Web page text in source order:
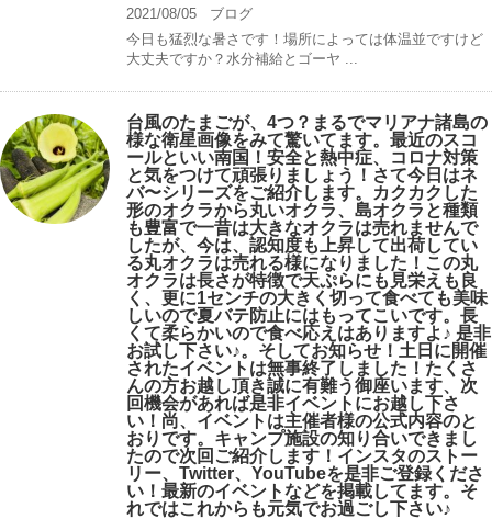
2021/08/05
ブログ
今日も猛烈な暑さです！場所によっては体温並ですけど
大丈夫ですか？水分補給とゴーヤ ...
台風のたまごが、4つ？まるでマリアナ諸島の
様な衛星画像をみて驚いてます。最近のスコ
ールといい南国！安全と熱中症、コロナ対策
と気をつけて頑張りましょう！さて今日はネ
バ〜シリーズをご紹介します。カクカクした
形のオクラから丸いオクラ、島オクラと種類
も豊富で一昔は大きなオクラは売れませんで
したが、今は、認知度も上昇して出荷してい
る丸オクラは売れる様になりました！この丸
オクラは長さが特徴で天ぷらにも見栄えも良
く、更に1センチの大きく切って食べても美味
しいので夏バテ防止にはもってこいです。長
くて柔らかいので食べ応えはありますよ♪ 是非
お試し下さい♪。そしてお知らせ！土日に開催
されたイベントは無事終了しました！たくさ
んの方お越し頂き誠に有難う御座います、次
回機会があれば是非イベントにお越し下さ
い！尚、イベントは主催者様の公式内容のと
おりです。キャンプ️施設の知り合いできまし
たので次回ご紹介します！インスタのストー
リー、Twitter、YouTubeを是非ご登録くださ
い！最新のイベントなどを掲載してます。そ
れではこれからも元気でお過ごし下さい♪